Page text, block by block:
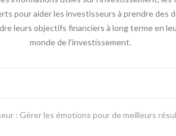
pour aider les investisseurs à prendre
leurs objectifs financiers à long terme en
monde de l'investissement.
: Gérer les émotions pour de meilleurs